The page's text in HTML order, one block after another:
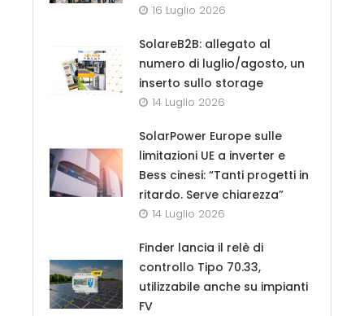
16 Luglio 2026
SolareB2B: allegato al
numero di luglio/agosto, un
inserto sullo storage
14 Luglio 2026
SolarPower Europe sulle
limitazioni UE a inverter e
Bess cinesi: “Tanti progetti in
ritardo. Serve chiarezza”
14 Luglio 2026
Finder lancia il relè di
controllo Tipo 70.33,
utilizzabile anche su impianti
FV